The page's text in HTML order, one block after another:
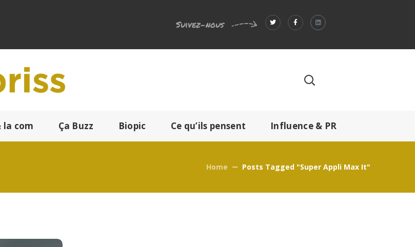
Suivez-nous
la com Ça Buzz Biopic Ce qu’ils pensent Influence & PR
Home Posts Tagged "Super Appli Max It"